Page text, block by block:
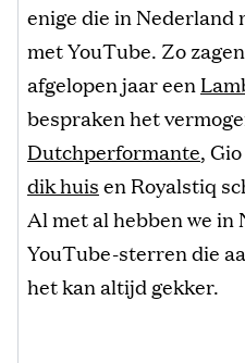
enige die in Nederland
met YouTube. Zo
afgelopen jaar een
bespraken het
Dutchperformante,
dik huisen Royalstiq
Al met al hebben we in
YouTube-sterren die
het kan altijd gekker.